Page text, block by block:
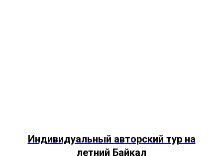
Индивидуальный авторский тур на
летний Байкал